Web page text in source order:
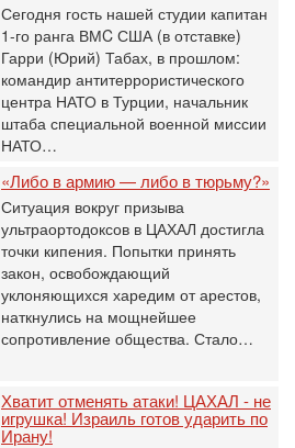
Сегодня гость нашей студии капитан
1-го ранга ВМC США (в отставке)
Гарри (Юрий) Табах, в прошлом:
командир антитеррористического
центра НАТО в Турции, начальник
штаба специальной военной миссии
НАТО…
«Либо в армию — либо в тюрьму?»
Ситуация вокруг призыва
ультраортодоксов в ЦАХАЛ достигла
точки кипения. Попытки принять
закон, освобождающий
уклоняющихся харедим от арестов,
наткнулись на мощнейшее
сопротивление общества. Стало…
Хватит отменять атаки! ЦАХАЛ - не
игрушка! Израиль готов ударить по
Ирану!